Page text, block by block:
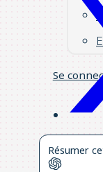
Se
Résumer